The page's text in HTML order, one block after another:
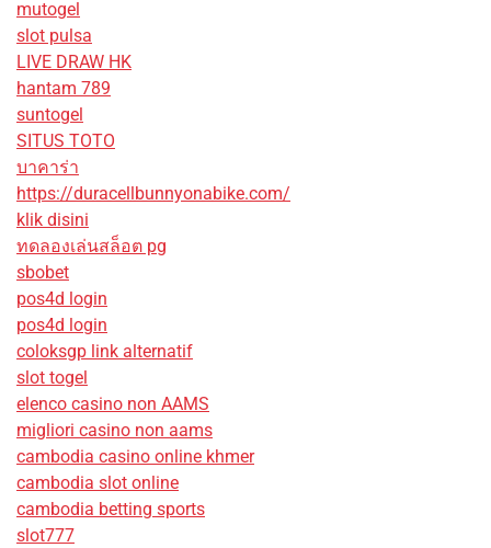
mutogel
slot pulsa
LIVE DRAW HK
hantam 789
suntogel
SITUS TOTO
บาคาร่า
https://duracellbunnyonabike.com/
klik disini
ทดลองเล่นสล็อต pg
sbobet
pos4d login
pos4d login
coloksgp link alternatif
slot togel
elenco casino non AAMS
migliori casino non aams
cambodia casino online khmer
cambodia slot online
cambodia betting sports
slot777